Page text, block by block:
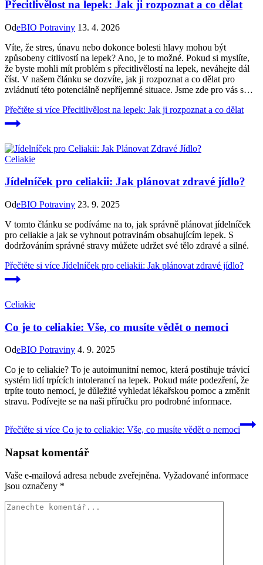
Přecitlivělost na lepek: Jak ji rozpoznat a co dělat
OdeBIO Potraviny 13. 4. 2026
Víte, že stres, únavu nebo dokonce bolesti hlavy mohou být
způsobeny citlivostí na lepek? Ano, je to možné. Pokud si myslíte,
že byste mohli mít problém s přecitlivělostí na lepek, neváhejte dál
číst. V našem článku se dozvíte, jak ji rozpoznat a co dělat pro
zvládnutí této potenciálně nepříjemné situace. Jsme zde pro vás s…
Přečtěte si více Přecitlivělost na lepek: Jak ji rozpoznat a co dělat
Celiakie
Jídelníček pro celiakii: Jak plánovat zdravé jídlo?
OdeBIO Potraviny 23. 9. 2025
V tomto článku se podíváme na to, jak správně plánovat jídelníček
pro celiakie a jak se vyhnout potravinám obsahujícím lepek. S
dodržováním správné stravy můžete udržet své tělo zdravé a silné.
Přečtěte si více Jídelníček pro celiakii: Jak plánovat zdravé jídlo?
Celiakie
Co je to celiakie: Vše, co musíte vědět o nemoci
OdeBIO Potraviny 4. 9. 2025
Co je to celiakie? To je autoimunitní nemoc, která postihuje trávicí
systém lidí trpících intolerancí na lepek. Pokud máte podezření, že
trpíte touto nemocí, je důležité vyhledat lékařskou pomoc a změnit
stravu. Podívejte se na naši příručku pro podrobné informace.
Přečtěte si více Co je to celiakie: Vše, co musíte vědět o nemoci
Napsat komentář
Vaše e-mailová adresa nebude zveřejněna. Vyžadované informace
jsou označeny *